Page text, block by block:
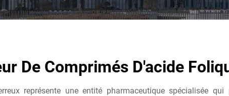
De Comprimés D'acide
représente une entité pharmaceutique spécialisée